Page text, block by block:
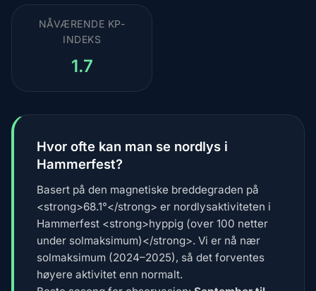
NÅVÆRENDE KP-
INDEKS
1.7
Hvor ofte kan man se nordlys i
Hammerfest?
Basert på den magnetiske breddegraden på
<strong>68.1°</strong> er nordlysaktiviteten i
Hammerfest <strong>hyppig (over 100 netter
under solmaksimum)</strong>. Vi er nå nær
solmaksimum (2024–2025), så det forventes
høyere aktivitet enn normalt.